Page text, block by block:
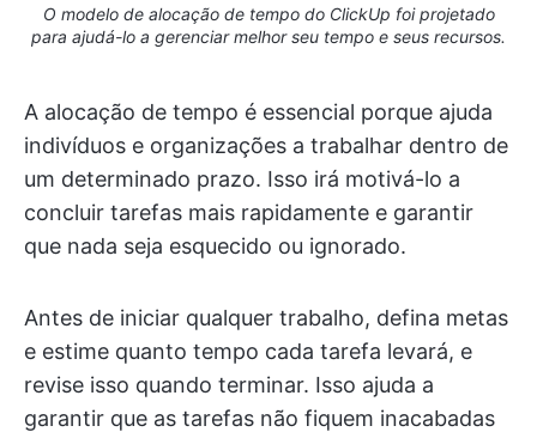
O modelo de alocação de tempo do ClickUp foi projetado
para ajudá-lo a gerenciar melhor seu tempo e seus recursos.
A alocação de tempo é essencial porque ajuda
indivíduos e organizações a trabalhar dentro de
um determinado prazo. Isso irá motivá-lo a
concluir tarefas mais rapidamente e garantir
que nada seja esquecido ou ignorado.
Antes de iniciar qualquer trabalho, defina metas
e estime quanto tempo cada tarefa levará, e
revise isso quando terminar. Isso ajuda a
garantir que as tarefas não fiquem inacabadas